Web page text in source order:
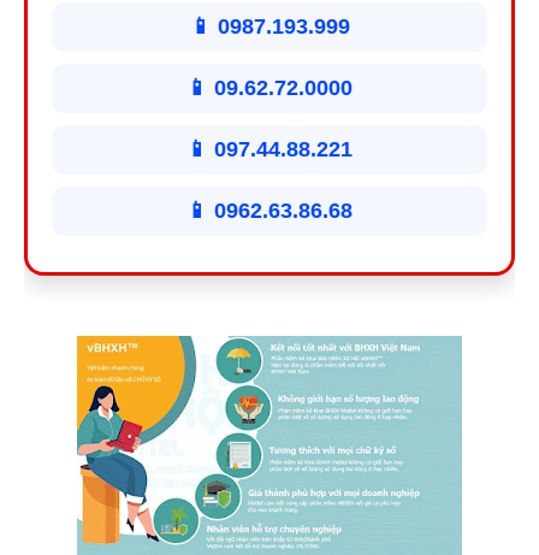
📱 0987.193.999
📱 09.62.72.0000
📱 097.44.88.221
📱 0962.63.86.68